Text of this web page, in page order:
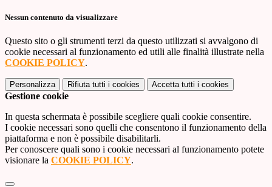
Nessun contenuto da visualizzare
Questo sito o gli strumenti terzi da questo utilizzati si avvalgono di
cookie necessari al funzionamento ed utili alle finalità illustrate nella
COOKIE POLICY.
Personalizza Rifiuta tutti i cookies Accetta tutti i cookies
Gestione cookie
In questa schermata è possibile scegliere quali cookie consentire.
I cookie necessari sono quelli che consentono il funzionamento della
piattaforma e non è possibile disabilitarli.
Per conoscere quali sono i cookie necessari al funzionamento potete
visionare la COOKIE POLICY.